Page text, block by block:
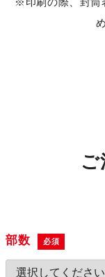
ご
部数 必須